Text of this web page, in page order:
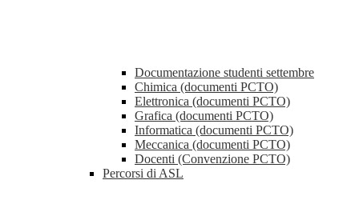
Documentazione studenti settembre
Chimica (documenti PCTO)
Elettronica (documenti PCTO)
Grafica (documenti PCTO)
Informatica (documenti PCTO)
Meccanica (documenti PCTO)
Docenti (Convenzione PCTO)
Percorsi di ASL